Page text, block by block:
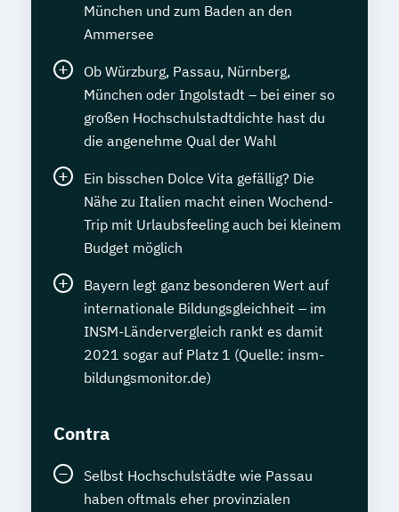
München und zum Baden an den
Ammersee
Ob Würzburg, Passau, Nürnberg,
München oder Ingolstadt – bei einer so
großen Hochschulstadtdichte hast du
die angenehme Qual der Wahl
Ein bisschen Dolce Vita gefällig? Die
Nähe zu Italien macht einen Wochend-
Trip mit Urlaubsfeeling auch bei kleinem
Budget möglich
Bayern legt ganz besonderen Wert auf
internationale Bildungsgleichheit – im
INSM-Ländervergleich rankt es damit
2021 sogar auf Platz 1 (Quelle: insm-
bildungsmonitor.de)
Contra
Selbst Hochschulstädte wie Passau
haben oftmals eher provinzialen